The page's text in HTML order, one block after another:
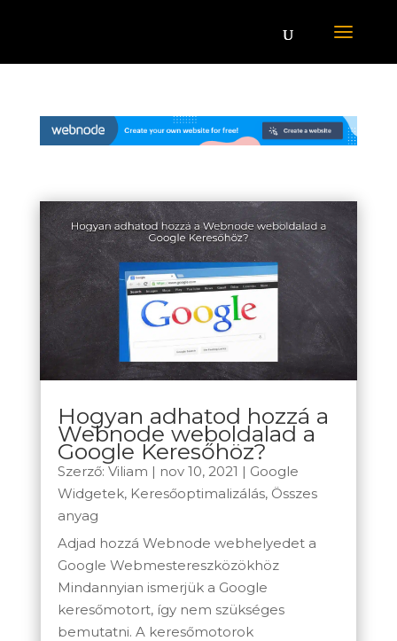
Hogyan adhatod hozzá a
Webnode weboldalad a
Google Keresőhöz?
Szerző: Viliam | nov 10, 2021 | Google
Widgetek, Keresőoptimalizálás, Összes
anyag
Adjad hozzá Webnode webhelyedet a
Google Webmestereszközökhöz
Mindannyian ismerjük a Google
keresőmotort, így nem szükséges
bemutatni. A keresőmotorok